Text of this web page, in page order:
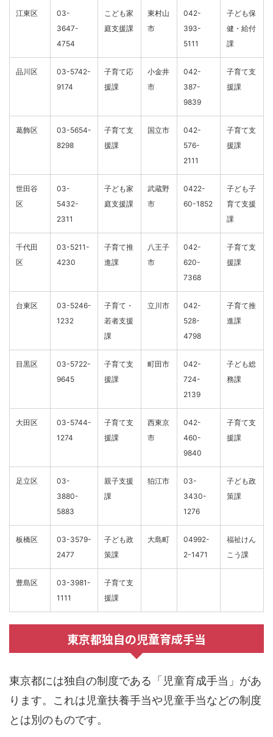
江東区
03-
3647-
4754
こども家
庭支援課
東村山
市
042-
393-
5111
子ども保
健・給付
課
品川区
03-5742-
9174
子育て応
援課
小金井
市
042-
387-
9839
子育て支
援課
葛飾区
03-5654-
8298
子育て支
援課
国立市
042-
576-
2111
子育て支
援課
世田谷
区
03-
5432-
2311
子ども家
庭支援課
武蔵野
市
0422-
60-1852
子ども子
育て支援
課
千代田
区
03-5211-
4230
子育て推
進課
八王子
市
042-
620-
7368
子育て支
援課
台東区
03-5246-
1232
子育て・
若者支援
課
立川市
042-
528-
4798
子育て推
進課
目黒区
03-5722-
9645
子育て支
援課
町田市
042-
724-
2139
子ども総
務課
大田区
03-5744-
1274
子育て支
援課
西東京
市
042-
460-
9840
子育て支
援課
足立区
03-
3880-
5883
親子支援
課
狛江市
03-
3430-
1276
子ども政
策課
板橋区
03-3579-
2477
子ども政
策課
大島町
04992-
2-1471
福祉けん
こう課
豊島区
03-3981-
1111
子育て支
援課
東京都独自の児童育成手当
東京都には独自の制度である「児童育成手当」があ
ります。これは児童扶養手当や児童手当などの制度
とは別のものです。